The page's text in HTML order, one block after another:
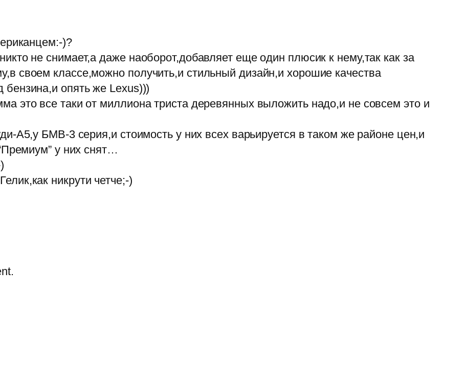
)?
не снимает,а даже наоборот,добавляет еще один плюсик к нему,так как за
своем классе,можно получить,и стильный дизайн,и хорошие качества
опять же Lexus)))
это все таки от миллиона триста деревянных выложить надо,и не совсем это и
А5,у БМВ-3 серия,и стоимость у них всех варьируется в таком же районе цен,и
у них снят…
никрути четче;-)